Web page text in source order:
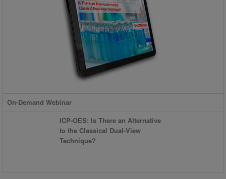
On-Demand Webinar
ICP-OES: Is There an Alternative
to the Classical Dual-View
Technique?